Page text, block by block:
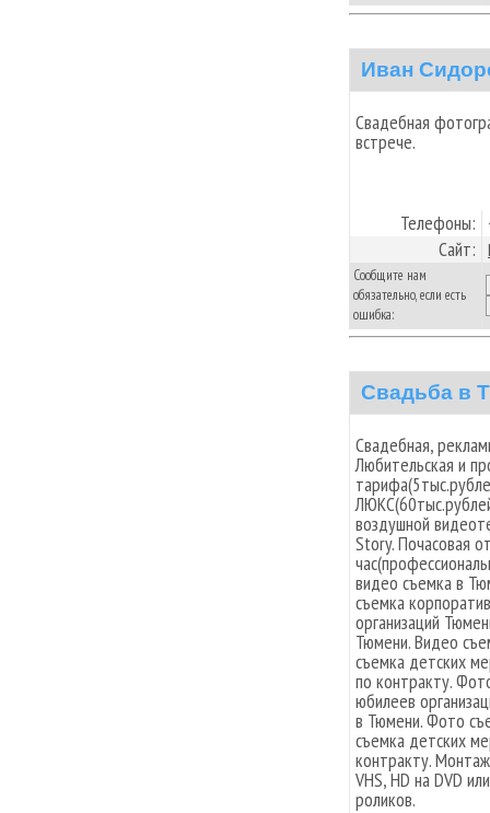
Иван
Свадебная
встрече.
Телефоны:
Сайт:
Сообщите нам
обязательно, если есть
ошибка:
Свадьба в
Свадебная,
Любительская и
воздушной
Story. Почасовая
видео съемка в
съемка
организаций
Тюмени. Видео
съемка детских
по контракту.
юбилеев
в Тюмени. Фото
съемка детских
контракту.
VHS, HD на DVD
роликов.